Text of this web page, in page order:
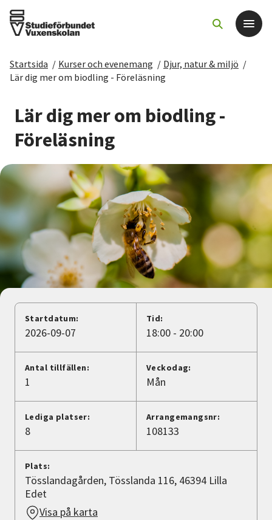
Det här gör vi
För dig som
Sök kurser och evenemang
Om SV
Starta studiecirkel
Cirkelledare
Nyheter
Avdelningar
Lyssna
Startsida / Kurser och evenemang / Djur, natur & miljö /
Lär dig mer om biodling - Föreläsning
Lär dig mer om biodling -
Föreläsning
Startdatum:
2026-09-07
Tid:
18:00 - 20:00
Antal tillfällen:
1
Veckodag:
Mån
Lediga platser:
8
Arrangemangsnr:
108133
Plats:
Tösslandagården, Tösslanda 116, 46394 Lilla
Edet
Visa på karta